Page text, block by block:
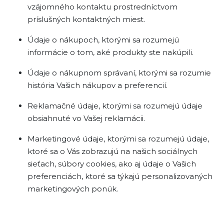
vzájomného kontaktu prostredníctvom
príslušných kontaktných miest.
Údaje o nákupoch, ktorými sa rozumejú
informácie o tom, aké produkty ste nakúpili.
Údaje o nákupnom správaní, ktorými sa rozumie
história Vašich nákupov a preferencií.
Reklamačné údaje, ktorými sa rozumejú údaje
obsiahnuté vo Vašej reklamácii.
Marketingové údaje, ktorými sa rozumejú údaje,
ktoré sa o Vás zobrazujú na našich sociálnych
sieťach, súbory cookies, ako aj údaje o Vašich
preferenciách, ktoré sa týkajú personalizovaných
marketingových ponúk.